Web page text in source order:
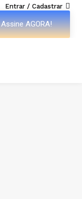
Entrar / Cadastrar
Assine AGORA!